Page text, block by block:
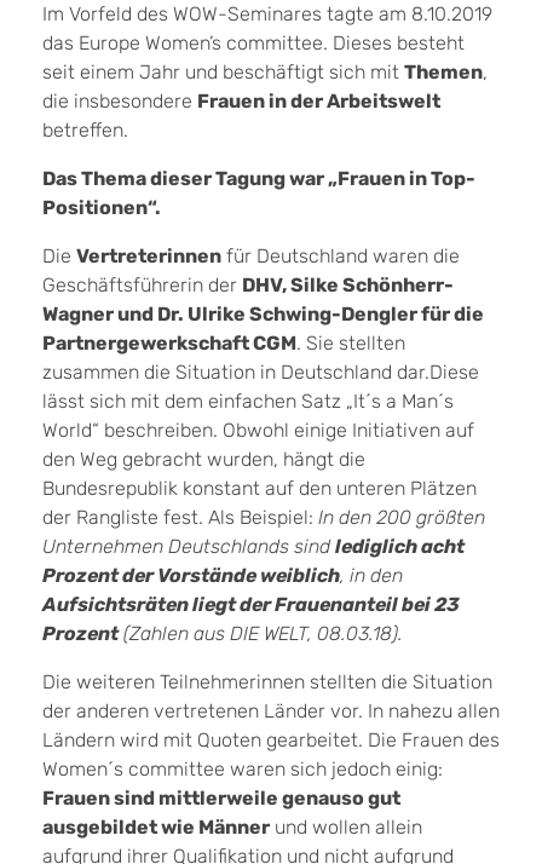
Im Vorfeld des WOW-Seminares tagte am 8.10.2019
das Europe Women’s committee. Dieses besteht
seit einem Jahr und beschäftigt sich mit Themen,
die insbesondere Frauen in der Arbeitswelt
betreffen.
Das Thema dieser Tagung war „Frauen in Top-
Positionen“.
Die Vertreterinnen für Deutschland waren die
Geschäftsführerin der DHV, Silke Schönherr-
Wagner und Dr. Ulrike Schwing-Dengler für die
Partnergewerkschaft CGM. Sie stellten
zusammen die Situation in Deutschland dar.Diese
lässt sich mit dem einfachen Satz „It´s a Man´s
World“ beschreiben. Obwohl einige Initiativen auf
den Weg gebracht wurden, hängt die
Bundesrepublik konstant auf den unteren Plätzen
der Rangliste fest. Als Beispiel: In den 200 größten
Unternehmen Deutschlands sindlediglich acht
Prozent der Vorstände weiblich, in den
Aufsichtsräten liegt der Frauenanteil bei 23
Prozent(Zahlen aus DIE WELT, 08.03.18).
Die weiteren Teilnehmerinnen stellten die Situation
der anderen vertretenen Länder vor. In nahezu allen
Ländern wird mit Quoten gearbeitet. Die Frauen des
Women´s committee waren sich jedoch einig:
Frauen sind mittlerweile genauso gut
ausgebildet wie Männer und wollen allein
aufgrund ihrer Qualifikation und nicht aufgrund